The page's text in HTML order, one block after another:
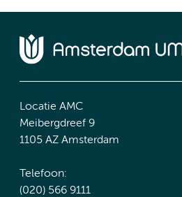
Locatie AMC
Meibergdreef 9
1105 AZ Amsterdam
Telefoon:
(020) 566 9111